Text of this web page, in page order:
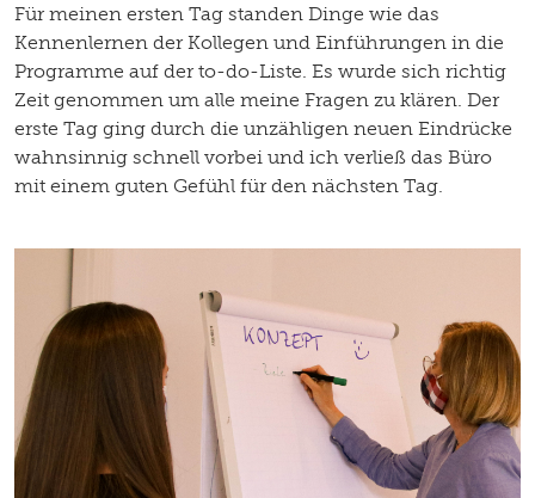
Für meinen ersten Tag standen Dinge wie das
Kennenlernen der Kollegen und Einführungen in die
Programme auf der to-do-Liste. Es wurde sich richtig
Zeit genommen um alle meine Fragen zu klären. Der
erste Tag ging durch die unzähligen neuen Eindrücke
wahnsinnig schnell vorbei und ich verließ das Büro
mit einem guten Gefühl für den nächsten Tag.